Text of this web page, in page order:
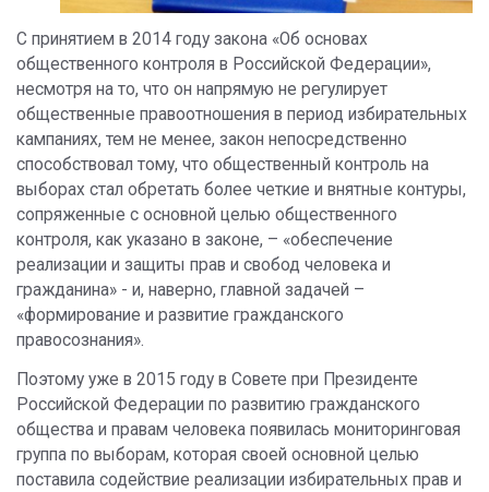
С принятием в 2014 году закона «Об основах
общественного контроля в Российской Федерации»,
несмотря на то, что он напрямую не регулирует
общественные правоотношения в период избирательных
кампаниях, тем не менее, закон непосредственно
способствовал тому, что общественный контроль на
выборах стал обретать более четкие и внятные контуры,
сопряженные с основной целью общественного
контроля, как указано в законе, – «обеспечение
реализации и защиты прав и свобод человека и
гражданина» - и, наверно, главной задачей –
«формирование и развитие гражданского
правосознания».
Поэтому уже в 2015 году в Совете при Президенте
Российской Федерации по развитию гражданского
общества и правам человека появилась мониторинговая
группа по выборам, которая своей основной целью
поставила содействие реализации избирательных прав и